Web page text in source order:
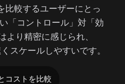
比較するユーザーにとっ
「コントロール」対「効
より精密に感じられ、
スケールしやすいです。
コストを比較